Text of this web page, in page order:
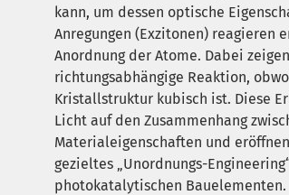
kann, um dessen optische
Anregungen (Exzitonen) reagieren
Anordnung der Atome. Dabei
richtungsabhängige Reaktion,
Kristallstruktur kubisch ist. Diese
Licht auf den Zusammenhang
Materialeigenschaften und
gezieltes „Unordnungs-
photokatalytischen Bauelementen.